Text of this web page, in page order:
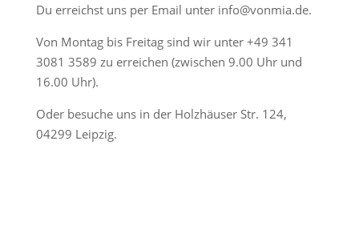
Du erreichst uns per Email unter info@vonmia.de.
Von Montag bis Freitag sind wir unter +49 341
3081 3589 zu erreichen (zwischen 9.00 Uhr und
16.00 Uhr).
Oder besuche uns in der Holzhäuser Str. 124,
04299 Leipzig.